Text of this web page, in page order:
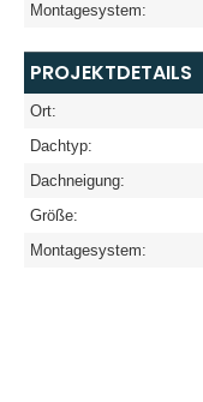
Montagesystem:
PROJEKTDETAILS
Ort:
Dachtyp:
Dachneigung:
Größe:
Montagesystem: